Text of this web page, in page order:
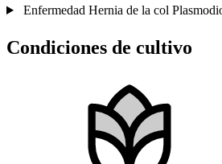
Enfermedad Hernia de la col
Condiciones de cultivo